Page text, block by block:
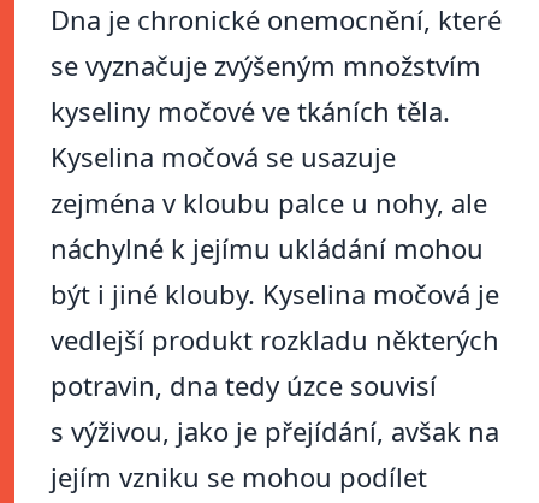
Dna je chronické onemocnění, které
se vyznačuje zvýšeným množstvím
kyseliny močové ve tkáních těla.
Kyselina močová se usazuje
zejména v kloubu palce u nohy, ale
náchylné k jejímu ukládání mohou
být i jiné klouby. Kyselina močová je
vedlejší produkt rozkladu některých
potravin, dna tedy úzce souvisí
s výživou, jako je přejídání, avšak na
jejím vzniku se mohou podílet